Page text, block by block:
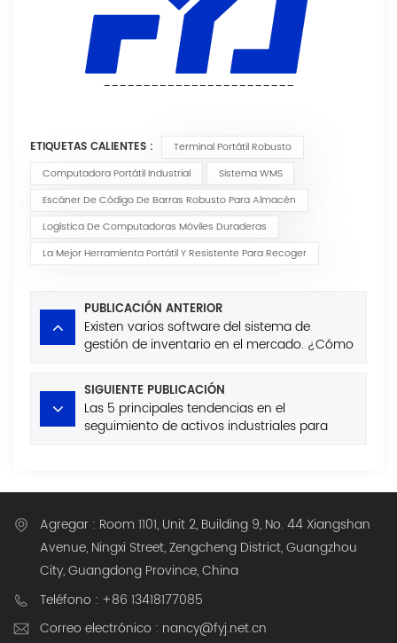
------------------------
ETIQUETAS CALIENTES :
Terminal Portátil Robusto
Computadora Portátil Industrial
Sistema WMS
Escáner De Código De Barras Robusto Para Almacén
Logística De Computadoras Móviles Duraderas
La Mejor Herramienta Portátil Y Resistente Para Recoger
PUBLICACIÓN ANTERIOR
Existen varios software del sistema de
gestión de inventario en el mercado. ¿Cómo
SIGUIENTE PUBLICACIÓN
Las 5 principales tendencias en el
seguimiento de activos industriales para
Agregar : Room 1101, Unit 2, Building 9, No. 44 Xiangshan
Avenue, Ningxi Street, Zengcheng District, Guangzhou
City, Guangdong Province, China
Teléfono : +86 13418177085
Correo electrónico : nancy@fyj.net.cn